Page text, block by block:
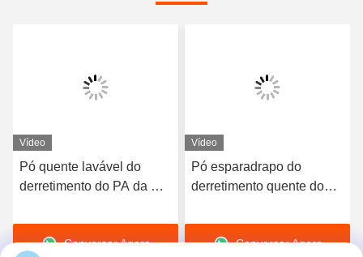
Vídeo
Pó quente lavável do
derretimento do PA da Co-
impressão da
transferência térmica
Conversar Agora
Vídeo
Pó esparadrapo do
derretimento quente do
preto de DTF para a
impressão daConversar Agora